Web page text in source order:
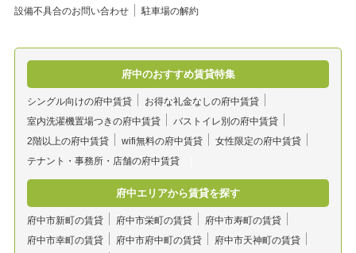
設備不具合のお問い合わせ
駐車場の解約
府中のおすすめ賃貸特集
シングル向けの府中賃貸
お得な礼金なしの府中賃貸
室内洗濯機置場つきの府中賃貸
バストイレ別の府中賃貸
2階以上の府中賃貸
wifi無料の府中賃貸
女性限定の府中賃貸
テナント・事務所・店舗の府中賃貸
府中エリアから賃貸を探す
府中市新町の賃貸 府中市栄町の賃貸
府中市寿町の賃貸
府中市幸町の賃貸
府中市府中町の賃貸
府中市天神町の賃貸